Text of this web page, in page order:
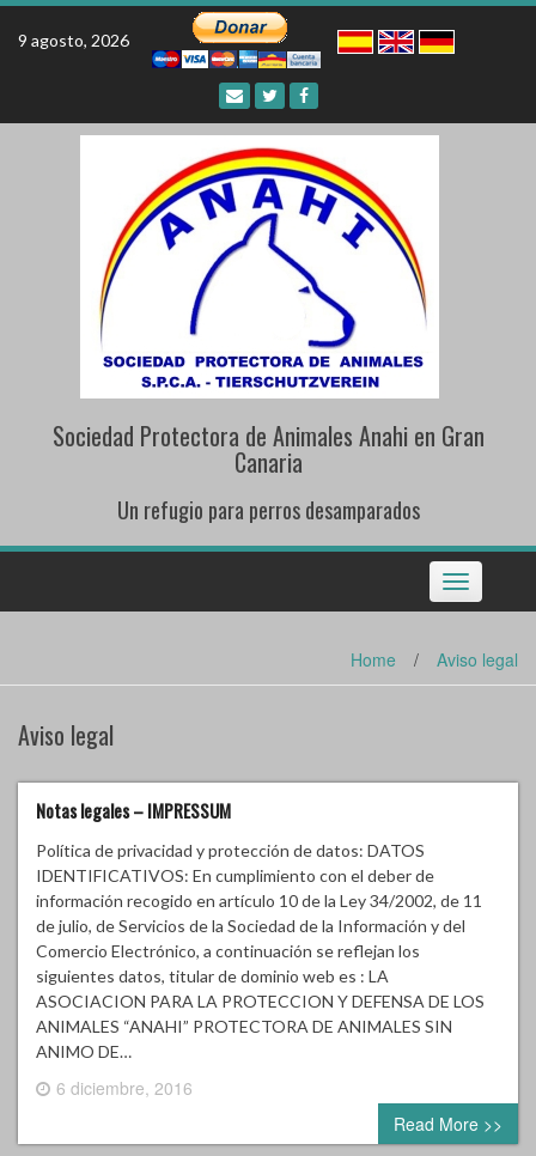
Skip
9 agosto, 2026
Sociedad Protectora de Animales Anahi en Gran
Canaria
Un refugio para perros desamparados
Toggle
navigation
Home / Aviso legal
Aviso legal
Notas legales – IMPRESSUM
Política de privacidad y protección de datos: DATOS
IDENTIFICATIVOS: En cumplimiento con el deber de
información recogido en artículo 10 de la Ley 34/2002, de 11
de julio, de Servicios de la Sociedad de la Información y del
Comercio Electrónico, a continuación se reflejan los
siguientes datos, titular de dominio web es : LA
ASOCIACION PARA LA PROTECCION Y DEFENSA DE LOS
ANIMALES “ANAHI” PROTECTORA DE ANIMALES SIN
ANIMO DE…
6 diciembre, 2016
0 comment
Read More >>